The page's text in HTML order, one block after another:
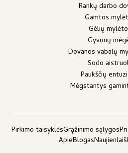
Rankų darbo
Gamtos
Gėlių
Gyvūnų
Dovanos vabalų
Sodo
Paukščių
Mėgstantys
Pirkimo taisyklėsGrąžinimo sąlygos
ApieBlogas